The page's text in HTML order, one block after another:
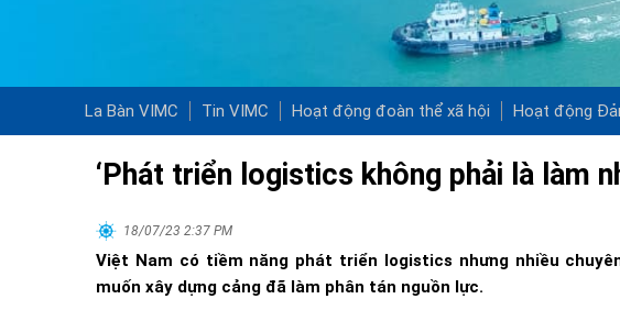
La Bàn VIMC Tin VIMC Hoạt động đoàn thể xã hội Hoạt động
‘Phát triển logistics không phải là làm
18/07/23 2:37 PM
Việt Nam có tiềm năng phát triển logistics nhưng nhiều
muốn xây dựng cảng đã làm phân tán nguồn lực.